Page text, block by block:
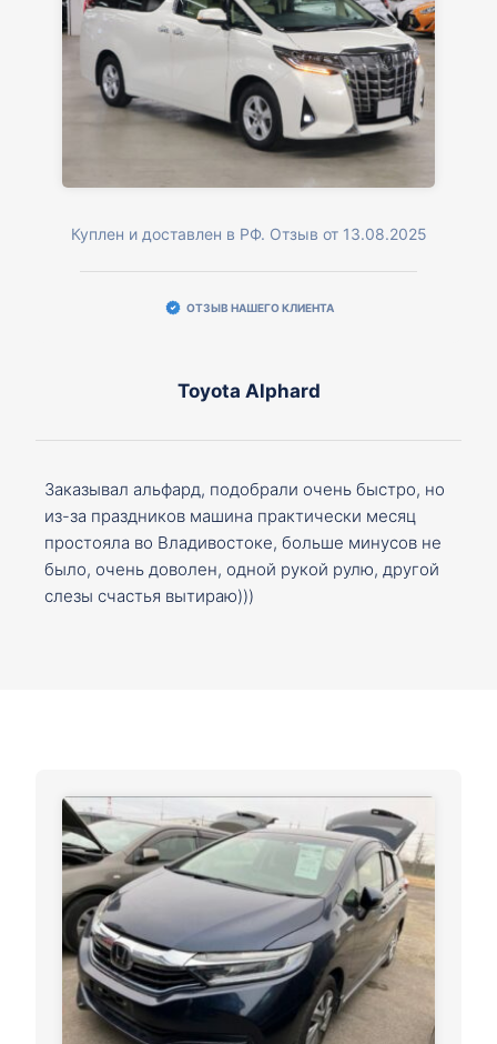
Куплен и доставлен в РФ. Отзыв от 13.08.2025
ОТЗЫВ НАШЕГО КЛИЕНТА
Toyota Alphard
Заказывал альфард, подобрали очень быстро, но
из-за праздников машина практически месяц
простояла во Владивостоке, больше минусов не
было, очень доволен, одной рукой рулю, другой
слезы счастья вытираю)))